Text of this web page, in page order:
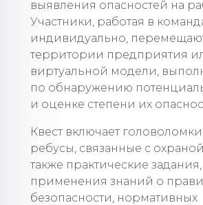
выявления опасностей на
Участники, работая в
индивидуально,
территории предприятия
виртуальной модели,
по обнаружению
и оценке степени их
Квест включает
ребусы, связанные с
также практические
применения знаний о
безопасности, нормативных